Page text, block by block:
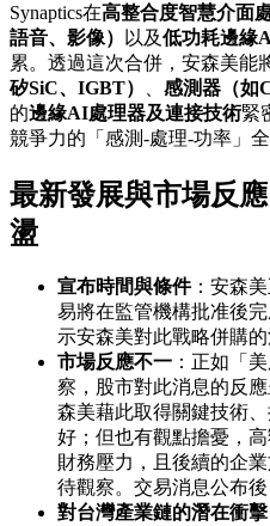
Synaptics在高整合度智慧介面
語音、影像）
以及低功耗邊緣
累。透過這次合併，安森美能
矽SiC、IGBT）
感測器（如
的邊緣AI處理器及連接技術緊
競爭力的「感測-處理-功率」全
最新發展與市場反
盪
宣布時間與條件：安森
易將在監管機構批准後
示安森美對此戰略併購的
市場反應不一 ：正如「
察，股市對此消息的反
森美藉此取得關鍵技術
好；但也有觀點擔憂，
財務壓力，且後續的企
待觀察。交易消息公布
對台灣產業鏈的潛在衝擊